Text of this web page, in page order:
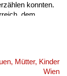
konnten.
dem
Mütter, Kinder
Wien